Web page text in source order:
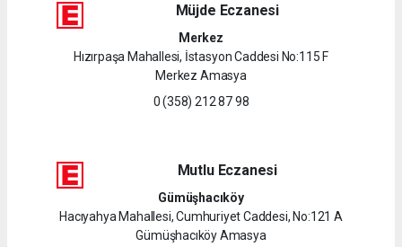
Müjde Eczanesi
Merkez
Hızırpaşa Mahallesi, İstasyon Caddesi No:115 F
Merkez Amasya
0 (358) 212 87 98
Mutlu Eczanesi
Gümüşhacıköy
Hacıyahya Mahallesi, Cumhuriyet Caddesi, No:121 A
Gümüşhacıköy Amasya